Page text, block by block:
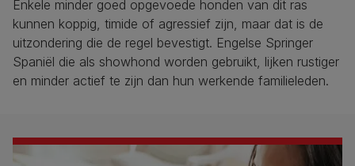
Enkele minder goed opgevoede honden van dit ras
kunnen koppig, timide of agressief zijn, maar dat is de
uitzondering die de regel bevestigt. Engelse Springer
Spaniël die als showhond worden gebruikt, lijken rustiger
en minder actief te zijn dan hun werkende familieleden.